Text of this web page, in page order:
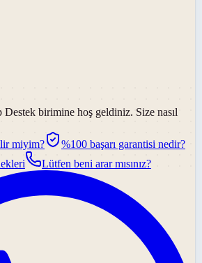
Destek birimine hoş geldiniz. Size nasıl
miyim?
%100 başarı garantisi nedir?
Lütfen beni arar mısınız?